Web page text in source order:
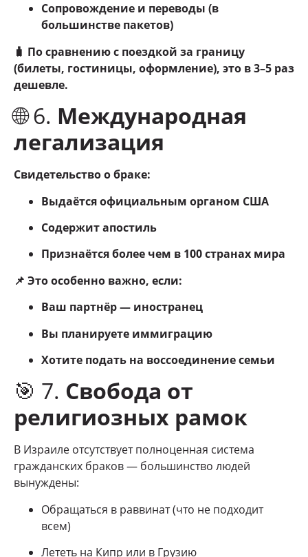
Сопровождение и переводы (в
большинстве пакетов)
🧳 По сравнению с поездкой за границу
(билеты, гостиницы, оформление), это в 3–5 раз
дешевле.
🌐 6. Международная
легализация
Свидетельство о браке:
Выдаётся официальным органом США
Содержит апостиль
Признаётся более чем в 100 странах мира
📌 Это особенно важно, если:
Ваш партнёр — иностранец
Вы планируете иммиграцию
Хотите подать на воссоединение семьи
🎯 7. Свобода от
религиозных рамок
В Израиле отсутствует полноценная система
гражданских браков — большинство людей
вынуждены:
Обращаться в раввинат (что не подходит
всем)
Лететь на Кипр или в Грузию